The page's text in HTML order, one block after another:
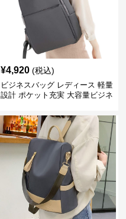
¥4,920 (税込)
ビジネスバッグ レディース 軽量
設計 ポケット充実 大容量ビジネ